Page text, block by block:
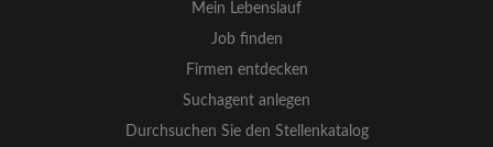
Mein Lebenslauf
Job finden
Firmen entdecken
Suchagent anlegen
Durchsuchen Sie den Stellenkatalog